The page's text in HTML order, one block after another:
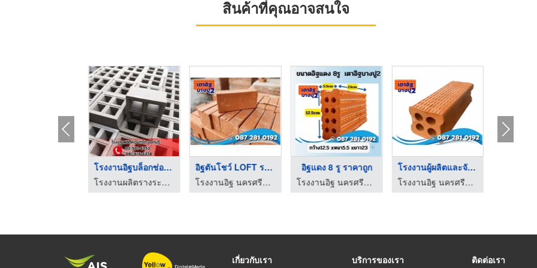
สินค้าที่คุณอาจสนใจ
โรงงานอิฐบล็อกช่องลม ...
โรงงานผลิตรางระบายน้ำคอนกรีต นนทบุรี แจ้งวัฒนะ เทรดดิ้ง
อิฐตันโชว์ LOFT ราคา ...
โรงงานอิฐ นครศรีธรรมราช - เตาอิฐบางปู 2
อิฐแดง 8 รู ราคาถูก
โรงงานอิฐ นครศรีธรรมราช - เตาอิฐบางปู 2
โรงงานผู้ผลิตและจัดจ ...
โรงงานอิฐ นครศรีธรรมราช - เตาอิฐบางปู 2
เกี่ยวกับเรา บริการของเรา ติดต่อเรา